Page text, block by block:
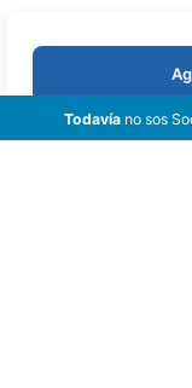
Todavíano sos